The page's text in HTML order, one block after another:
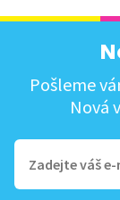
Pošleme
Nová